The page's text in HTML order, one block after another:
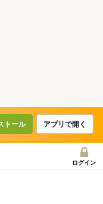
トール アプリで開く
ログイン